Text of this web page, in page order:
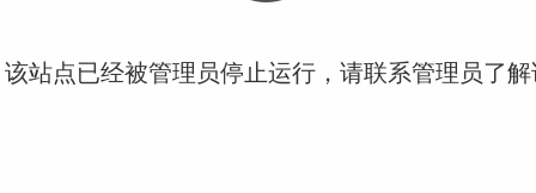
站点已经被管理员停止运行，请联系管理员了